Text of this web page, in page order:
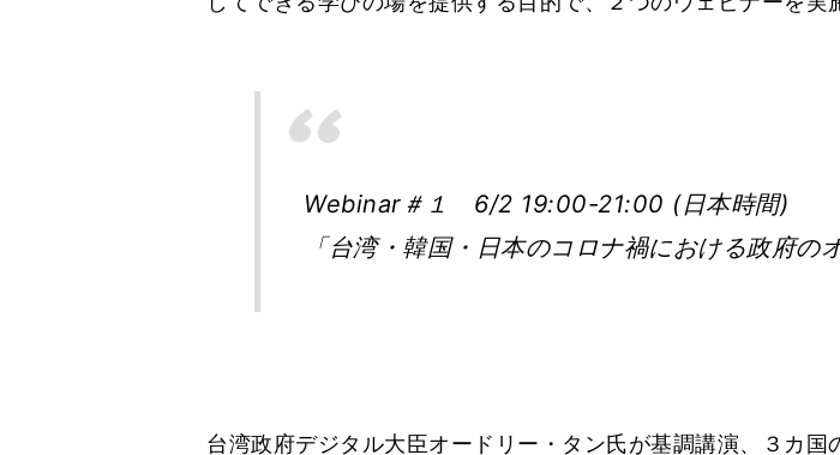
Webinar＃１ 6/2 19:00-21:00 (日本時間)
「台湾・韓国・日本のコロナ禍における政府の
台湾政府デジタル大臣オードリー・タン氏が基調講演、３カ